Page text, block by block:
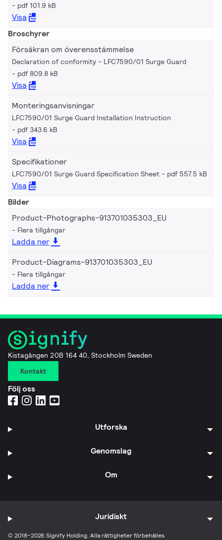
pdf 101.9 kB
Visa
Broschyrer
Försäkran om överensstämmelse
Declaration of conformity - LFC7590/01 Surge Guard
pdf 809.8 kB
Visa
Monteringsanvisningar
LFC7590/01 Surge Guard Installation Instruction
pdf 343.6 kB
Visa
Specifikationer
LFC7590/01 Surge Guard Specification Sheet pdf 557.5 kB
Visa
Bilder
Product-Photographs-913701035303_EU
Flera tillgångar
Ladda ner
Product-Diagrams-913701035303_EU
Flera tillgångar
Ladda ner
Kistagången 20B 164 40, Stockholm Sweden
Kontakt
Följ oss
Utforska
Genomslag
Om
© 2018–2026 Signify Holding. Alla rättigheter förbehålles.
Juridiskt